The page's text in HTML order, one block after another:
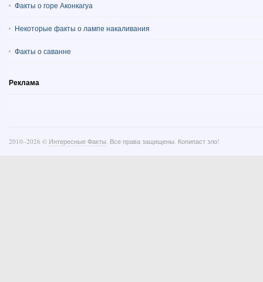
Факты о горе Аконкагуа
Некоторые факты о лампе накаливания
Факты о саванне
Реклама
2010–2026 © Интересные Факты. Все права защищены. Копипаст зло!